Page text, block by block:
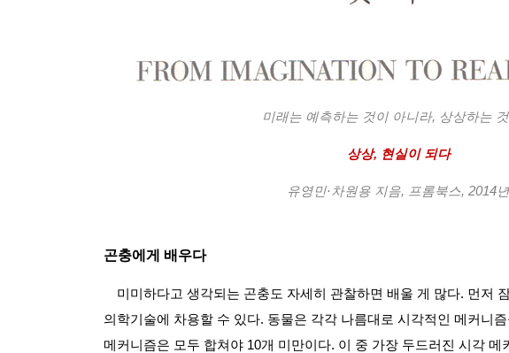
미래는 예측하는 것이 아니라, 상상하는
상상, 현실이 되다
유영민·차원용 지음, 프롬북스, 2014년
곤충에게 배우다
미미하다고 생각되는 곤충도 자세히 관찰하면 배울 게 많다. 먼저
의학기술에 차용할 수 있다. 동물은 각각 나름대로 시각적인 메커니
메커니즘은 모두 합쳐야 10개 미만이다. 이 중 가장 두드러진 시각 메